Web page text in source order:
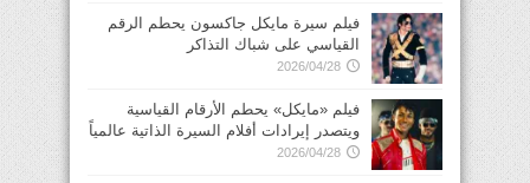
فيلم سيرة مايكل جاكسون يحطم الرقم
القياسي على شباك التذاكر
2026/04/28
فيلم «مايكل» يحطم الأرقام القياسية
ويتصدر إيرادات أفلام السيرة الذاتية عالمياً
2026/04/28